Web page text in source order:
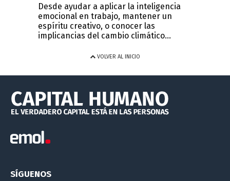
Desde ayudar a aplicar la inteligencia
emocional en trabajo, mantener un
espíritu creativo, o conocer las
implicancias del cambio climático...
VOLVER AL INICIO
SÍGUENOS